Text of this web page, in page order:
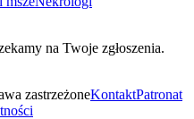
na Twoje zgłoszenia.
zastrzeżoneKontaktPatronat